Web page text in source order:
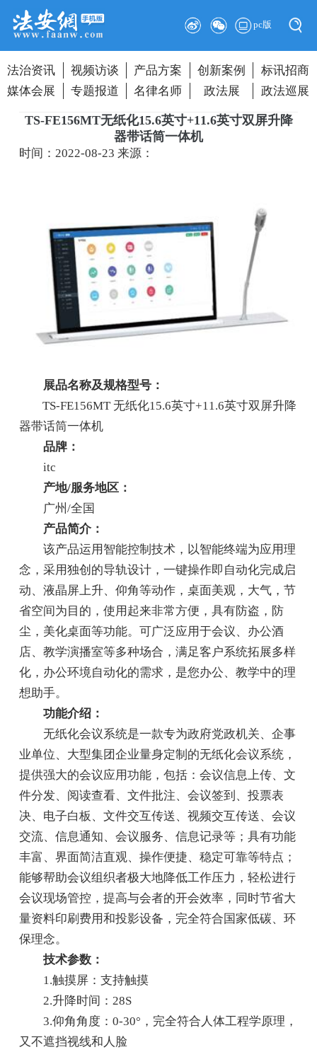
pc版
法治资讯 视频访谈 产品方案 创新案例
标讯招商
媒体会展
专题报道 名律名师 政法展 政法巡展
TS-FE156MT无纸化15.6英寸+11.6英寸双屏升降
器带话筒一体机
时间：2022-08-23来源：
展品名称及规格型号：
TS-FE156MT 无纸化15.6英寸+11.6英寸双屏升降
器带话筒一体机
品牌：
itc
产地/服务地区：
广州/全国
产品简介：
该产品运用智能控制技术，以智能终端为应用理
念，采用独创的导轨设计，一键操作即自动化完成启
动、液晶屏上升、仰角等动作，桌面美观，大气，节
省空间为目的，使用起来非常方便，具有防盗，防
尘，美化桌面等功能。可广泛应用于会议、办公酒
店、教学演播室等多种场合，满足客户系统拓展多样
化，办公环境自动化的需求，是您办公、教学中的理
想助手。
功能介绍：
无纸化会议系统是一款专为政府党政机关、企事
业单位、大型集团企业量身定制的无纸化会议系统，
提供强大的会议应用功能，包括：会议信息上传、文
件分发、阅读查看、文件批注、会议签到、投票表
决、电子白板、文件交互传送、视频交互传送、会议
交流、信息通知、会议服务、信息记录等；具有功能
丰富、界面简洁直观、操作便捷、稳定可靠等特点；
能够帮助会议组织者极大地降低工作压力，轻松进行
会议现场管控，提高与会者的开会效率，同时节省大
量资料印刷费用和投影设备，完全符合国家低碳、环
保理念。
技术参数：
1.触摸屏：支持触摸
2.升降时间：28S
3.仰角角度：0-30°，完全符合人体工程学原理，
又不遮挡视线和人脸